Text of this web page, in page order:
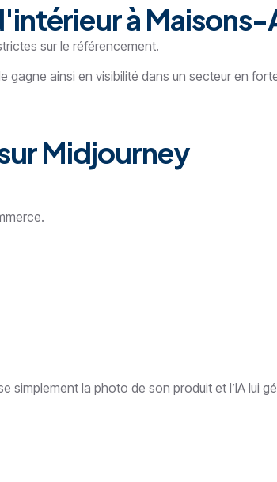
à
sur le référencement.
gagne ainsi en visibilité dans un secteur en
Midjourney
simplement la photo de son produit et l’IA lui